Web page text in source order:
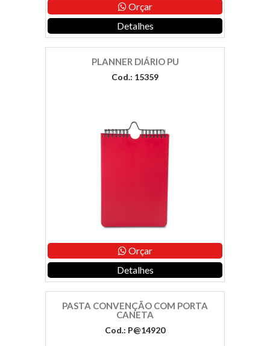
Orçar
Detalhes
PLANNER DIÁRIO PU
Cod.: 15359
Orçar
Detalhes
PASTA CONVENÇÃO COM PORTA
CANETA
Cod.: P@14920